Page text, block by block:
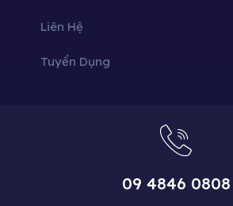
Liên Hệ
Tuyển Dụng
09 4846 0808